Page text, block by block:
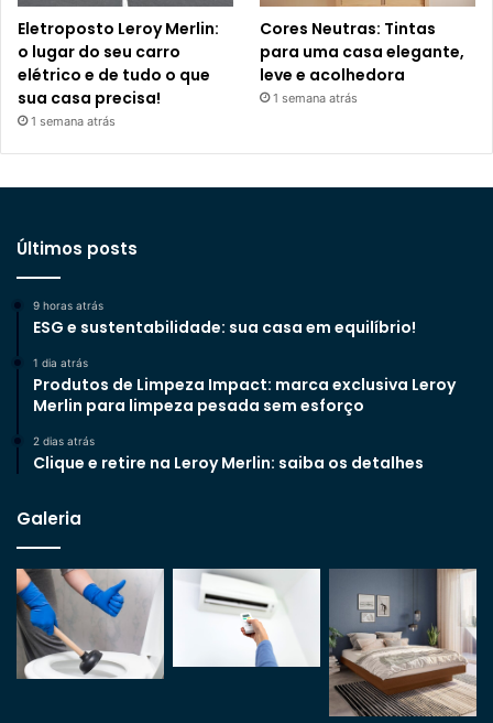
Eletroposto Leroy Merlin:
o lugar do seu carro
elétrico e de tudo o que
sua casa precisa!
1 semana atrás
Cores Neutras: Tintas
para uma casa elegante,
leve e acolhedora
1 semana atrás
Últimos posts
9 horas atrás
ESG e sustentabilidade: sua casa em equilíbrio!
1 dia atrás
Produtos de Limpeza Impact: marca exclusiva Leroy
Merlin para limpeza pesada sem esforço
2 dias atrás
Clique e retire na Leroy Merlin: saiba os detalhes
Galeria